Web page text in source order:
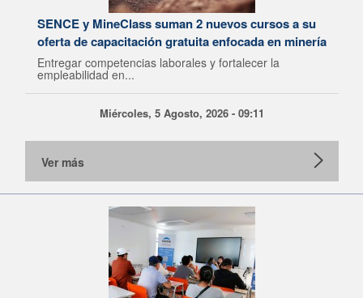
SENCE y MineClass suman 2 nuevos cursos a su
oferta de capacitación gratuita enfocada en minería
Entregar competencias laborales y fortalecer la
empleabilidad en...
Miércoles, 5 Agosto, 2026 - 09:11
Ver más